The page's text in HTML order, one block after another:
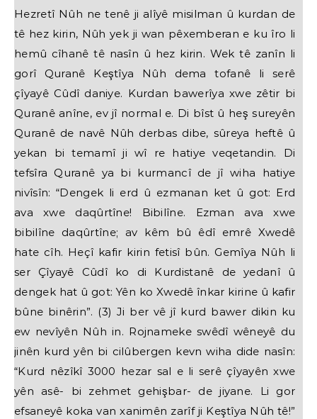
Hezretî Nûh ne tenê ji alîyê misilman û kurdan de
tê hez kirin, Nûh yek ji wan pêxemberan e ku îro li
hemû cîhanê tê nasîn û hez kirin. Wek tê zanîn li
gorî Quranê Keştîya Nûh dema tofanê li serê
çîyayê Cûdî daniye. Kurdan bawerîya xwe zêtir bi
Quranê anîne, ev jî normal e. Di bîst û heş sureyên
Quranê de navê Nûh derbas dibe, sûreya heftê û
yekan bi temamî ji wî re hatiye veqetandin. Di
tefsîra Quranê ya bi kurmancî de jî wiha hatiye
nivîsîn: “Dengek li erd û ezmanan ket û got: Erd
ava xwe daqûrtîne! Bibilîne. Ezman ava xwe
bibilîne daqûrtîne; av kêm bû êdî emrê Xwedê
hate cîh. Heçî kafir kirin fetisî bûn. Gemîya Nûh li
ser Çîyayê Cûdî ko di Kurdistanê de yedanî û
dengek hat û got: Yên ko Xwedê înkar kirine û kafir
bûne binêrin”. (3) Ji ber vê jî kurd bawer dikin ku
ew nevîyên Nûh in. Rojnameke swêdî wêneyê du
jinên kurd yên bi cilûbergen kevn wiha dide nasîn:
“Kurd nêzîkî 3000 hezar sal e li serê çîyayên xwe
yên asê- bi zehmet gehişbar- de jiyane. Li gor
efsaneyê koka van xanimên zarîf ji Keştîya Nûh tê!”